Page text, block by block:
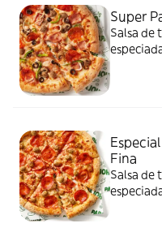
Super
Salsa de
Fina
Salsa de